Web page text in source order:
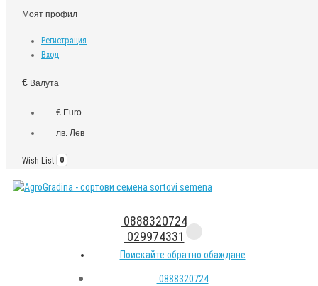
Моят профил
Регистрация
Вход
€ Валута
€ Euro
лв. Лев
Wish List 0
0888320724
029974331
Поискайте обратно обаждане
0888320724